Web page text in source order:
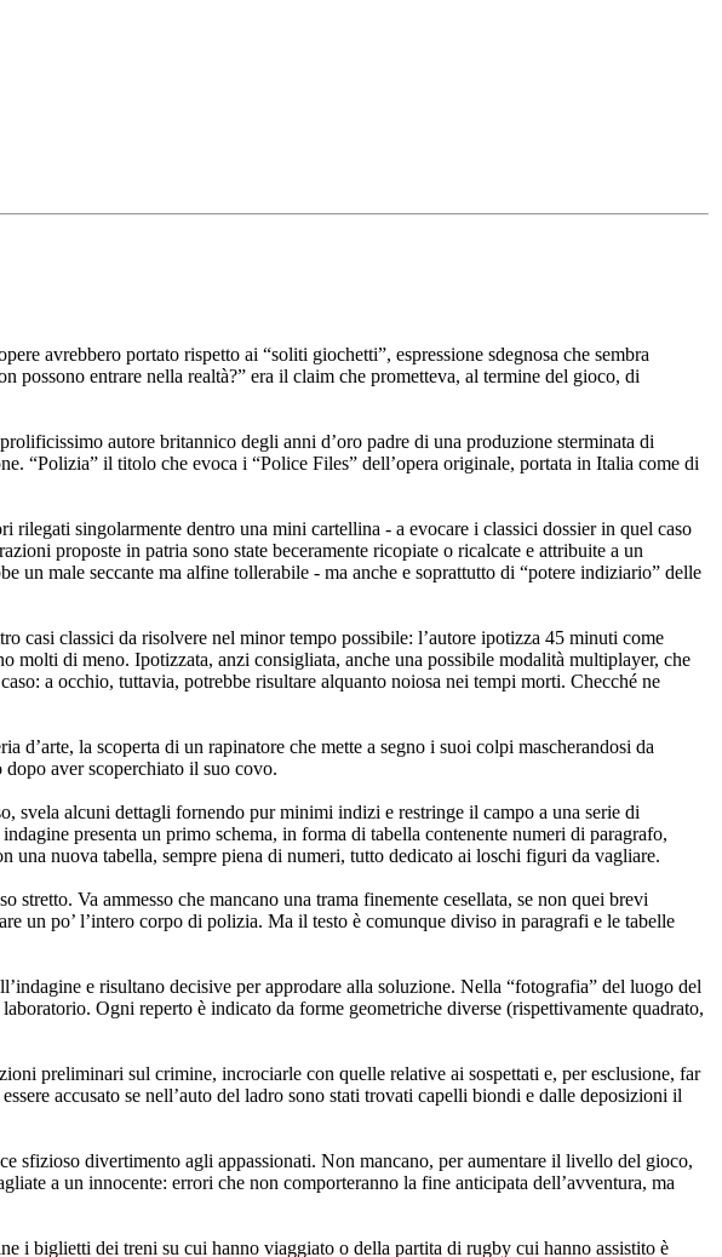
avrebbero portato rispetto ai “soliti giochetti”, espressione sdegnosa che sembra
entrare nella realtà?” era il claim che prometteva, al termine del gioco, di
autore britannico degli anni d’oro padre di una produzione sterminata di
“Polizia” il titolo che evoca i “Police Files” dell’opera originale, portata in Italia come di
singolarmente dentro una mini cartellina - a evocare i classici dossier in quel caso
proposte in patria sono state beceramente ricopiate o ricalcate e attribuite a un
un male seccante ma alfine tollerabile - ma anche e soprattutto di “potere indiziario” delle
casi classici da risolvere nel minor tempo possibile: l’autore ipotizza 45 minuti come
molti di meno. Ipotizzata, anzi consigliata, anche una possibile modalità multiplayer, che
a occhio, tuttavia, potrebbe risultare alquanto noiosa nei tempi morti. Checché ne
la scoperta di un rapinatore che mette a segno i suoi colpi mascherandosi da
aver scoperchiato il suo covo.
svela alcuni dettagli fornendo pur minimi indizi e restringe il campo a una serie di
presenta un primo schema, in forma di tabella contenente numeri di paragrafo,
una nuova tabella, sempre piena di numeri, tutto dedicato ai loschi figuri da vagliare.
Va ammesso che mancano una trama finemente cesellata, se non quei brevi
un po’ l’intero corpo di polizia. Ma il testo è comunque diviso in paragrafi e le tabelle
e risultano decisive per approdare alla soluzione. Nella “fotografia” del luogo del
Ogni reperto è indicato da forme geometriche diverse (rispettivamente quadrato,
preliminari sul crimine, incrociarle con quelle relative ai sospettati e, per esclusione, far
accusato se nell’auto del ladro sono stati trovati capelli biondi e dalle deposizioni il
sfizioso divertimento agli appassionati. Non mancano, per aumentare il livello del gioco,
a un innocente: errori che non comporteranno la fine anticipata dell’avventura, ma
i biglietti dei treni su cui hanno viaggiato o della partita di rugby cui hanno assistito è